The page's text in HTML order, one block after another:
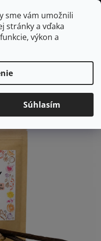
sme vám umožnili
stránky a vďaka
výkon a
Súhlasím
Hľadať
pravou vanilkou
pravou